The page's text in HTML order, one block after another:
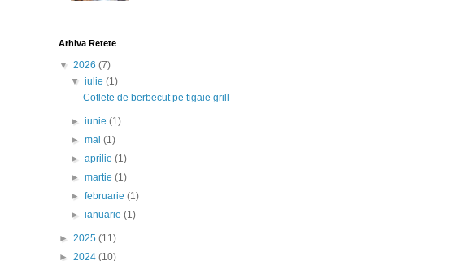
Arhiva Retete
▼ 2026 (7)
▼iulie(1)
Cotlete de berbecut pe tigaie grill
►iunie(1)
►mai(1)
►aprilie(1)
►martie(1)
►februarie(1)
►ianuarie(1)
► 2025 (11)
► 2024 (10)